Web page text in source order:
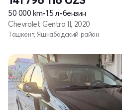
50 000 km•1.5 л•бензин
Chevrolet Gentra II, 2020
Ташкент, Яшнабадский район